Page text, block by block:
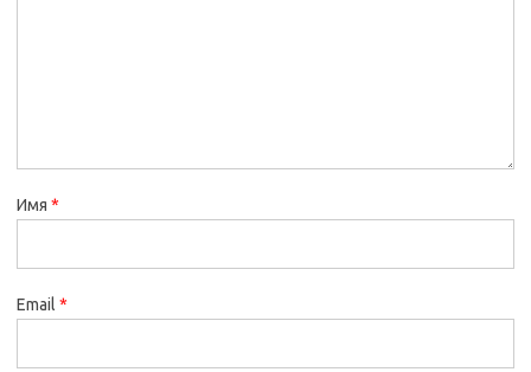
Имя *
Email *